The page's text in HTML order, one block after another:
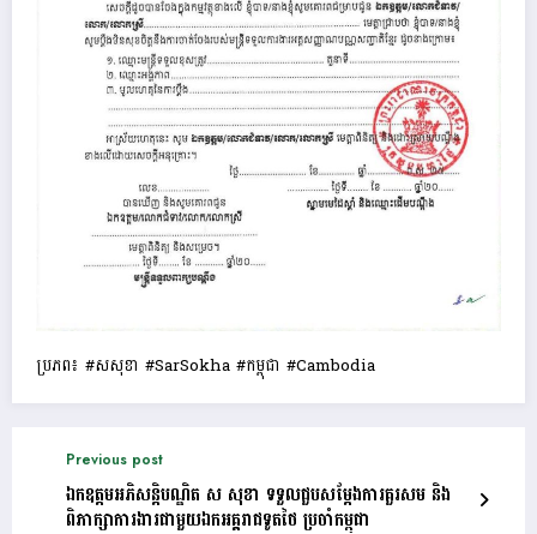
ប្រភព៖ #សសុខា #SarSokha #កម្ពុជា #Cambodia
Previous post
ឯកឧត្តមអភិសន្តិបណ្ឌិត ស សុខា ទទួលជួបសម្តែងការគួរសម និង
ពិភាក្សាការងារជាមួយឯកអគ្គរាជទូតថៃ ប្រចាំកម្ពុជា